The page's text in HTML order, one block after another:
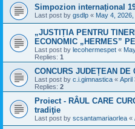
Simpozion internațional
Last post by gsdlp « May 4, 2026,
„JUSTIȚIA PENTRU
ECONOMIC „HERMES”
Last post by lecohermespet «
Replies: 1
CONCURS JUDEȚEAN
Last post by c.i.gimnastica « April
Replies: 2
Proiect - RÂUL CARE
tradiţie
Last post by scsantamariaorlea «